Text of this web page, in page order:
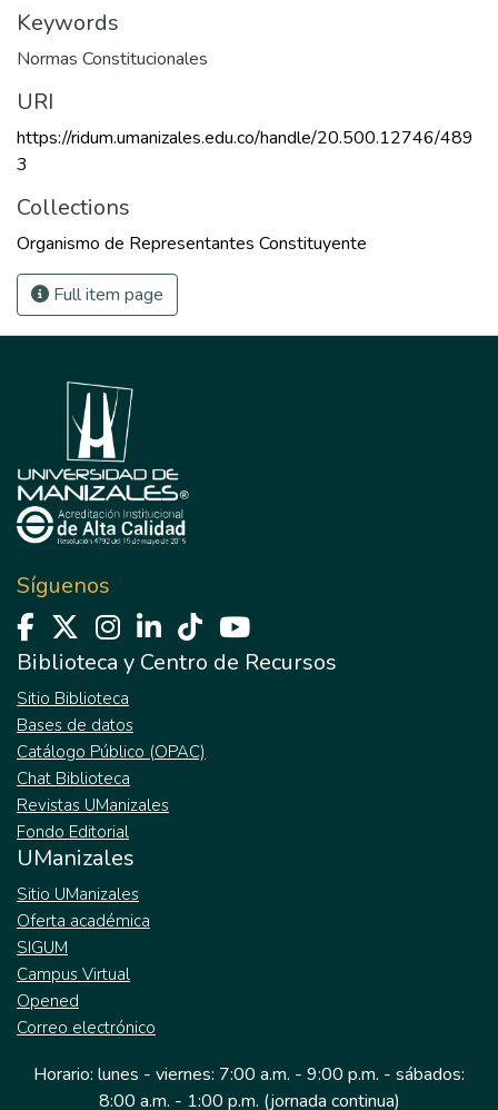
Keywords
Normas Constitucionales
URI
https://ridum.umanizales.edu.co/handle/20.500.12746/489
3
Collections
Organismo de Representantes Constituyente
Full item page
Síguenos
Biblioteca y Centro de Recursos
Sitio Biblioteca
Bases de datos
Catálogo Público (OPAC)
Chat Biblioteca
Revistas UManizales
Fondo Editorial
UManizales
Sitio UManizales
Oferta académica
SIGUM
Campus Virtual
Opened
Correo electrónico
Horario: lunes - viernes: 7:00 a.m. - 9:00 p.m. - sábados:
8:00 a.m. - 1:00 p.m. (jornada continua)